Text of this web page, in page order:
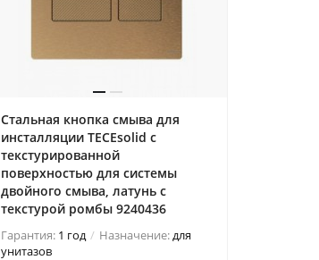
Стальная кнопка смыва для
инсталляции TECEsolid с
текстурированной
поверхностью для системы
двойного смыва, латунь с
текстурой ромбы 9240436
Гарантия: 1 год Назначение:для
унитазов